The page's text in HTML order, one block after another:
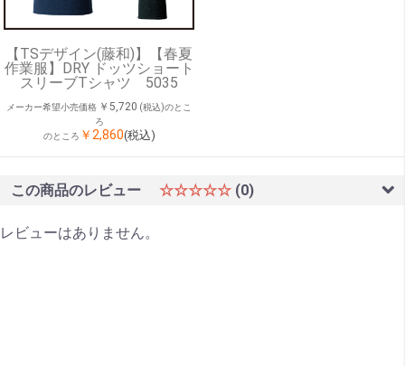
【TSデザイン(藤和)】【春夏
作業服】DRY ドッツショート
スリーブTシャツ 5035
メーカー希望小売価格 ￥5,720 (税込)のとこ
ろ
のところ ￥2,860(税込)
この商品のレビュー ☆☆☆☆☆ (0)
レビューはありません。